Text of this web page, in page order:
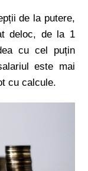
de la putere,
deloc, de la 1
cu cel puțin
este mai
cu calcule.